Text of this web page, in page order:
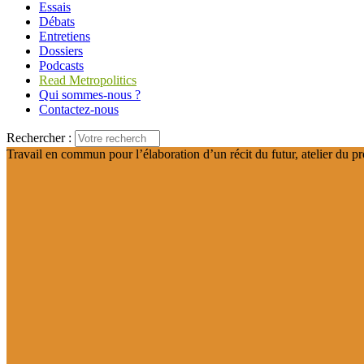
Essais
Débats
Entretiens
Dossiers
Podcasts
Read Metropolitics
Qui sommes-nous ?
Contactez-nous
Rechercher :
Travail en commun pour l’élaboration d’un récit du futur, atelier du